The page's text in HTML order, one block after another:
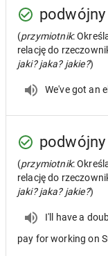
podwójny
(przymiotnik:
relację do
jaki? jaka? jakie?)
We've got an
podwójny
(przymiotnik:
relację do
jaki? jaka? jakie?)
I'll have a
pay for working on